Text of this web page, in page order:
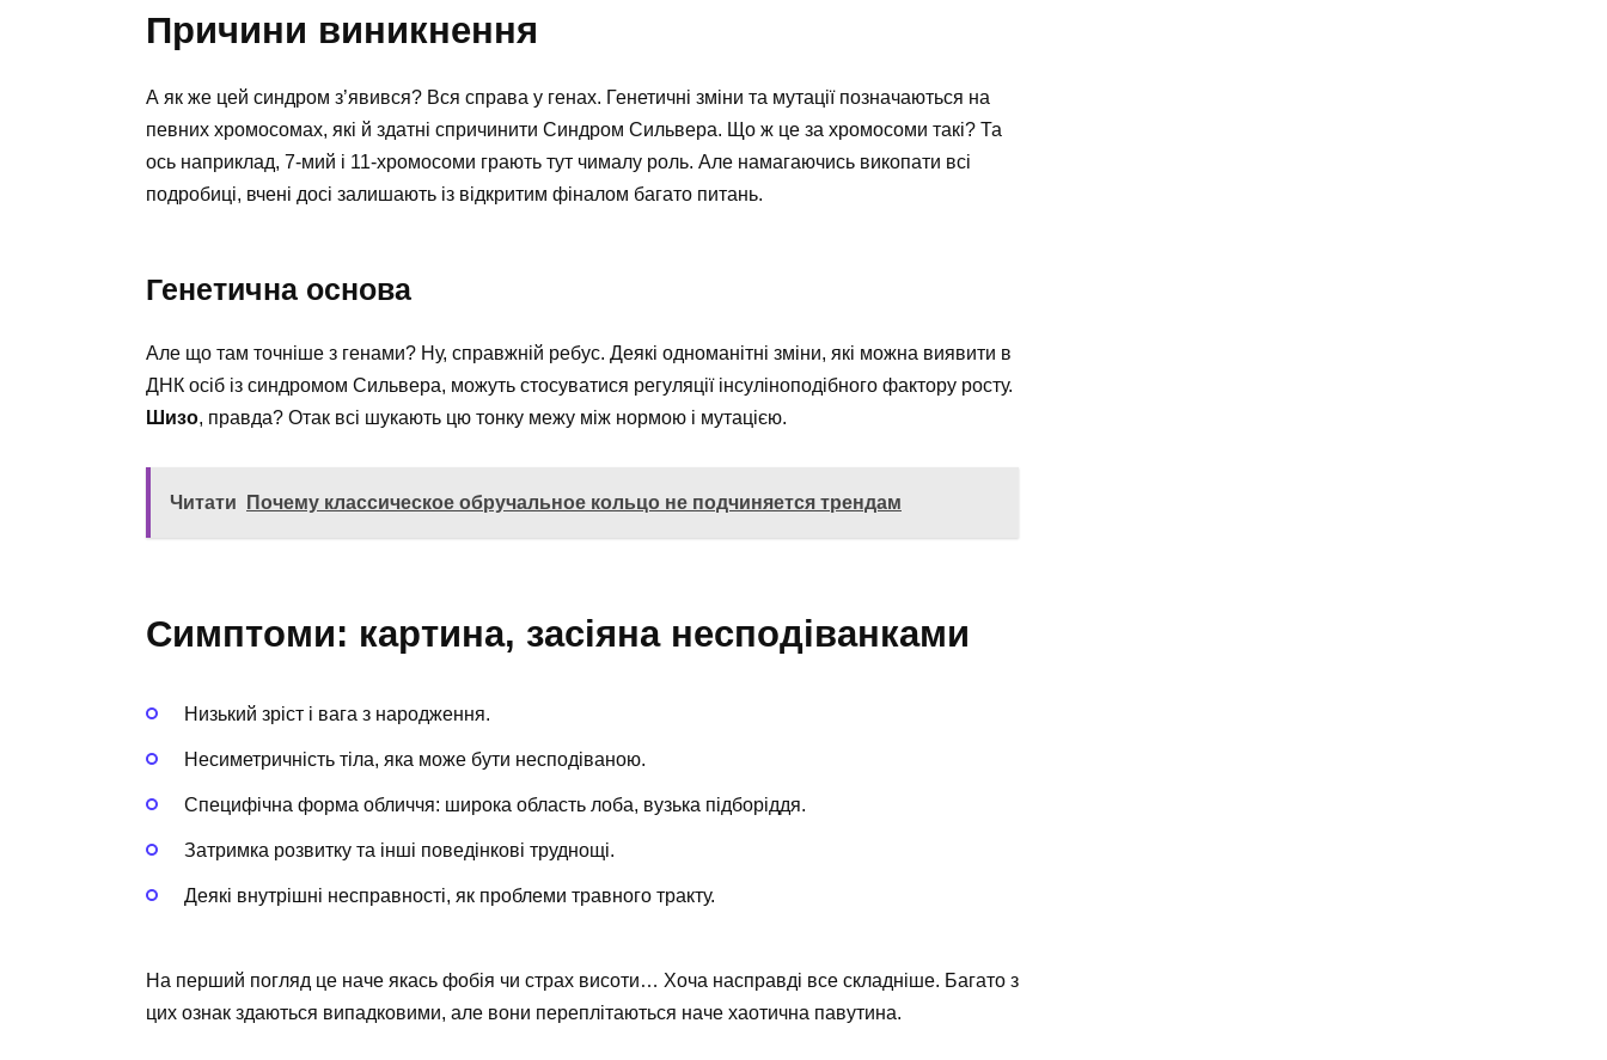
Причини виникнення
А як же цей синдром з’явився? Вся справа у генах. Генетичні зміни та мутації позначаються на
певних хромосомах, які й здатні спричинити Синдром Сильвера. Що ж це за хромосоми такі? Та
ось наприклад, 7-мий і 11-хромосоми грають тут чималу роль. Але намагаючись викопати всі
подробиці, вчені досі залишають із відкритим фіналом багато питань.
Генетична основа
Але що там точніше з генами? Ну, справжній ребус. Деякі одноманітні зміни, які можна виявити в
ДНК осіб із синдромом Сильвера, можуть стосуватися регуляції інсуліноподібного фактору росту.
Шизо, правда? Отак всі шукають цю тонку межу між нормою і мутацією.
Читати Почему классическое обручальное кольцо не подчиняется трендам
Симптоми: картина, засіяна несподіванками
Низький зріст і вага з народження.
Несиметричність тіла, яка може бути несподіваною.
Специфічна форма обличчя: широка область лоба, вузька підборіддя.
Затримка розвитку та інші поведінкові труднощі.
Деякі внутрішні несправності, як проблеми травного тракту.
На перший погляд це наче якась фобія чи страх висоти… Хоча насправді все складніше. Багато з
цих ознак здаються випадковими, але вони переплітаються наче хаотична павутина.